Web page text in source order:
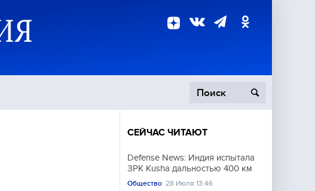
Происшествия
СЕЙЧАС ЧИТАЮТ
Defense News: Индия испытала
ЗРК Kusha дальностью 400 км
Общество 28 Июля 13:46